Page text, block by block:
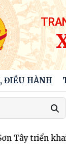
ĐIỀU HÀNH
Tây triển khai